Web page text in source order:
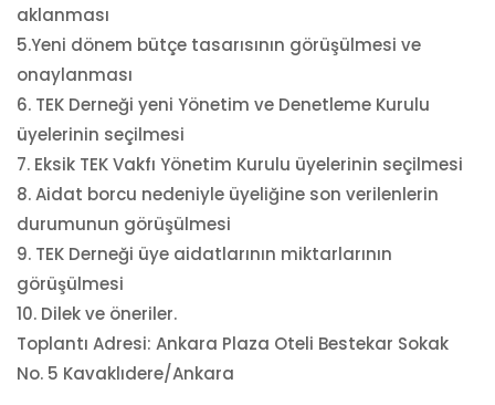
aklanması
5.Yeni dönem bütçe tasarısının görüşülmesi ve
onaylanması
6. TEK Derneği yeni Yönetim ve Denetleme Kurulu
üyelerinin seçilmesi
7. Eksik TEK Vakfı Yönetim Kurulu üyelerinin seçilmesi
8. Aidat borcu nedeniyle üyeliğine son verilenlerin
durumunun görüşülmesi
9. TEK Derneği üye aidatlarının miktarlarının
görüşülmesi
10. Dilek ve öneriler.
Toplantı Adresi: Ankara Plaza Oteli Bestekar Sokak
No. 5 Kavaklıdere/Ankara